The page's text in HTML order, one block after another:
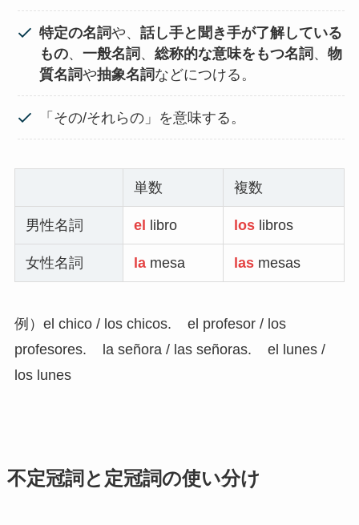
特定の名詞や、話し手と聞き手が了解している
もの、一般名詞 、総称的な意味をもつ名詞 、物
質名詞や抽象名詞などにつける。
「その/それらの」を意味する。
単数 複数
男性名詞 el libro los libros
女性名詞 la mesa las mesas
例）el chico / los chicos. el profesor / los
profesores. la señora / las señoras. el lunes /
los lunes
不定冠詞と定冠詞の使い分け